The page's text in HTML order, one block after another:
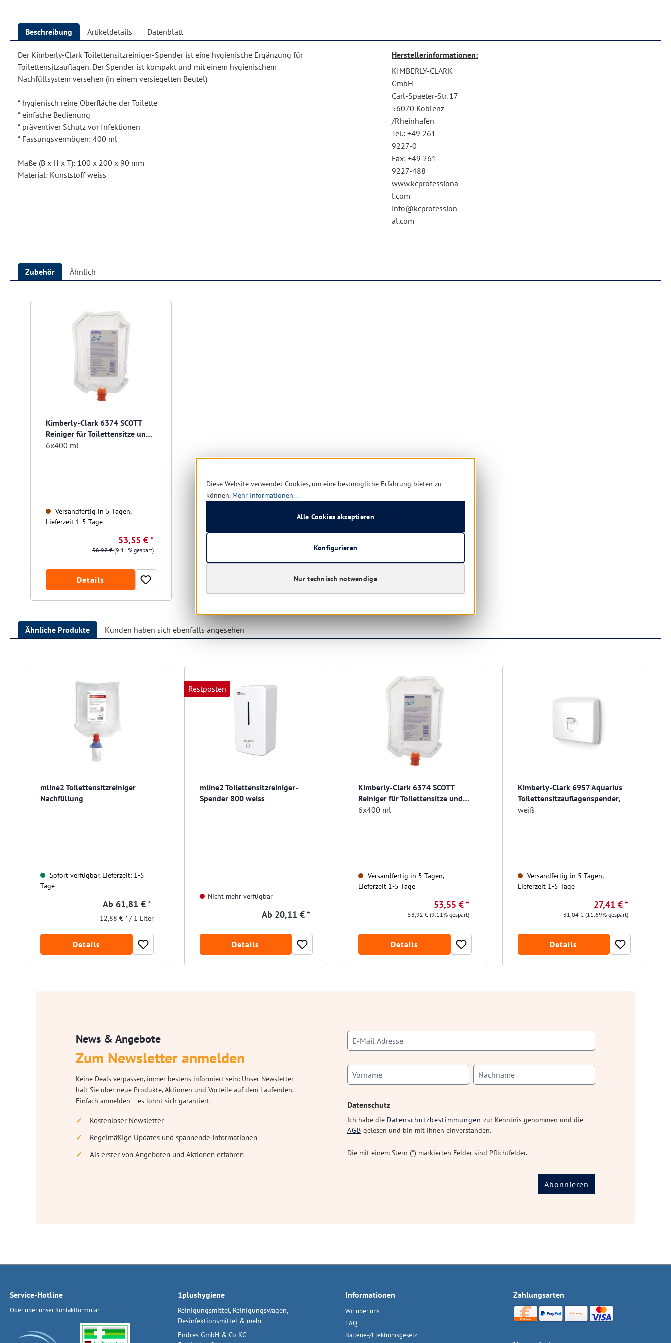
Beschreibung Artikeldetails Datenblatt
Der Kimberly-Clark Toilettensitzreiniger-Spender ist eine hygienische Ergänzung für
Toilettensitzauflagen. Der Spender ist kompakt und mit einem hygienischem
Nachfüllsystem versehen (in einem versiegelten Beutel)
* hygienisch reine Oberfläche der Toilette
* einfache Bedienung
* präventiver Schutz vor Infektionen
* Fassungsvermögen: 400 ml
Maße (B x H x T): 100 x 200 x 90 mm
Material: Kunststoff weiss
Herstellerinformationen:
KIMBERLY-CLARK
GmbH
Carl-Spaeter-Str. 17
56070 Koblenz
/Rheinhafen
Tel.: +49 261-
9227-0
Fax: +49 261-
9227-488
www.kcprofessiona
l.com
info@kcprofession
al.com
Zubehör Ähnlich
Kimberly-Clark 6374 SCOTT
Reiniger für Toilettensitze und
Oberflächen
6x400 ml
Versandfertig in 5 Tagen,
Lieferzeit 1-5 Tage
53,55 € *
58,92 €(9.11% gespart)
Details
Ähnliche Produkte Kunden haben sich ebenfalls angesehen
mline2 Toilettensitzreiniger
Nachfüllung
Sofort verfügbar, Lieferzeit: 1-5
Tage
Ab 61,81 € *
12,88 € * / 1 Liter
Details
Restposten
mline2 Toilettensitzreiniger-
Spender 800 weiss
Nicht mehr verfügbar
Ab 20,11 € *
Details
Kimberly-Clark 6374 SCOTT
Reiniger für Toilettensitze und
Oberflächen
6x400 ml
Versandfertig in 5 Tagen,
Lieferzeit 1-5 Tage
53,55 € *
58,92 €(9.11% gespart)
Details
Kimberly-Clark 6957 Aquarius
Toilettensitzauflagenspender,
weiß
Versandfertig in 5 Tagen,
Lieferzeit 1-5 Tage
27,41 € *
31,04 €(11.69% gespart)
Details
News & Angebote
Zum Newsletter anmelden
Keine Deals verpassen, immer bestens informiert sein: Unser Newsletter
hält Sie über neue Produkte, Aktionen und Vorteile auf dem Laufenden.
Einfach anmelden – es lohnt sich garantiert.
Kostenloser Newsletter
Regelmäßige Updates und spannende Informationen
Als erster von Angeboten und Aktionen erfahren
Datenschutz
Ich habe die Datenschutzbestimmungen zur Kenntnis genommen und die
AGB gelesen und bin mit ihnen einverstanden.
Die mit einem Stern (*) markierten Felder sind Pflichtfelder.
Abonnieren
Service-Hotline
Oder über unserKontaktformular.
1plushygiene
Reinigungsmittel, Reinigungswagen,
Desinfektionsmittel & mehr
Endres GmbH & Co KG
Informationen
Wir über uns
FAQ
Batterie-/Elektronikgesetz
Zahlungsarten
Diese Website verwendet Cookies, um eine bestmögliche Erfahrung bieten zu
können. Mehr Informationen ...
Nur technisch notwendige
Konfigurieren
Alle Cookies akzeptieren